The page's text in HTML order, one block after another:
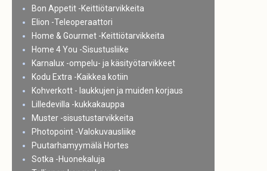
Bon Appetit -Keittiötarvikkeita
Elion -Teleoperaattori
Home & Gourmet -Keittiötarvikkeita
Home 4 You -Sisustusliike
Karnalux -ompelu- ja käsityötarvikkeet
Kodu Extra -Kaikkea kotiin
Kohverkott - laukkujen ja muiden korjaus
Lilledevilla -kukkakauppa
Muster -sisustustarvikkeita
Photopoint -Valokuvausliike
Puutarhamyymälä Hortes
Sotka -Huonekaluja